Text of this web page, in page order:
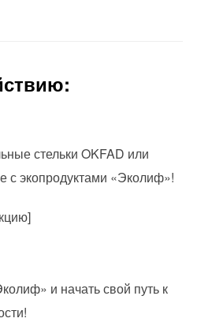
стельки OKFAD или
с экопродуктами «Эколиф»!
и начать свой путь к